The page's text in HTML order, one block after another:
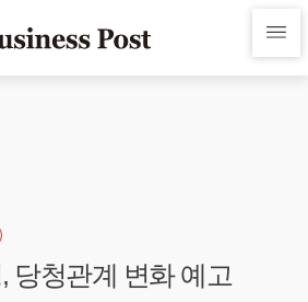
당청관계 변화 예고